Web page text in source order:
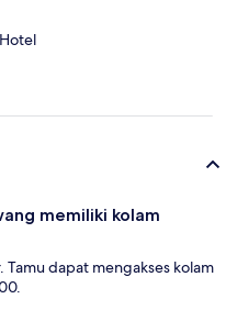
memiliki kolam
dapat mengakses kolam